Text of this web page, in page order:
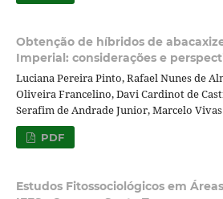
Obtenção de híbridos de
Imperial: considerações e
Luciana Pereira Pinto, Rafael Nunes de
Oliveira Francelino, Davi Cardinot de
Serafim de Andrade Junior, Marcelo Vivas
PDF
Estudos Fitossociológicos em